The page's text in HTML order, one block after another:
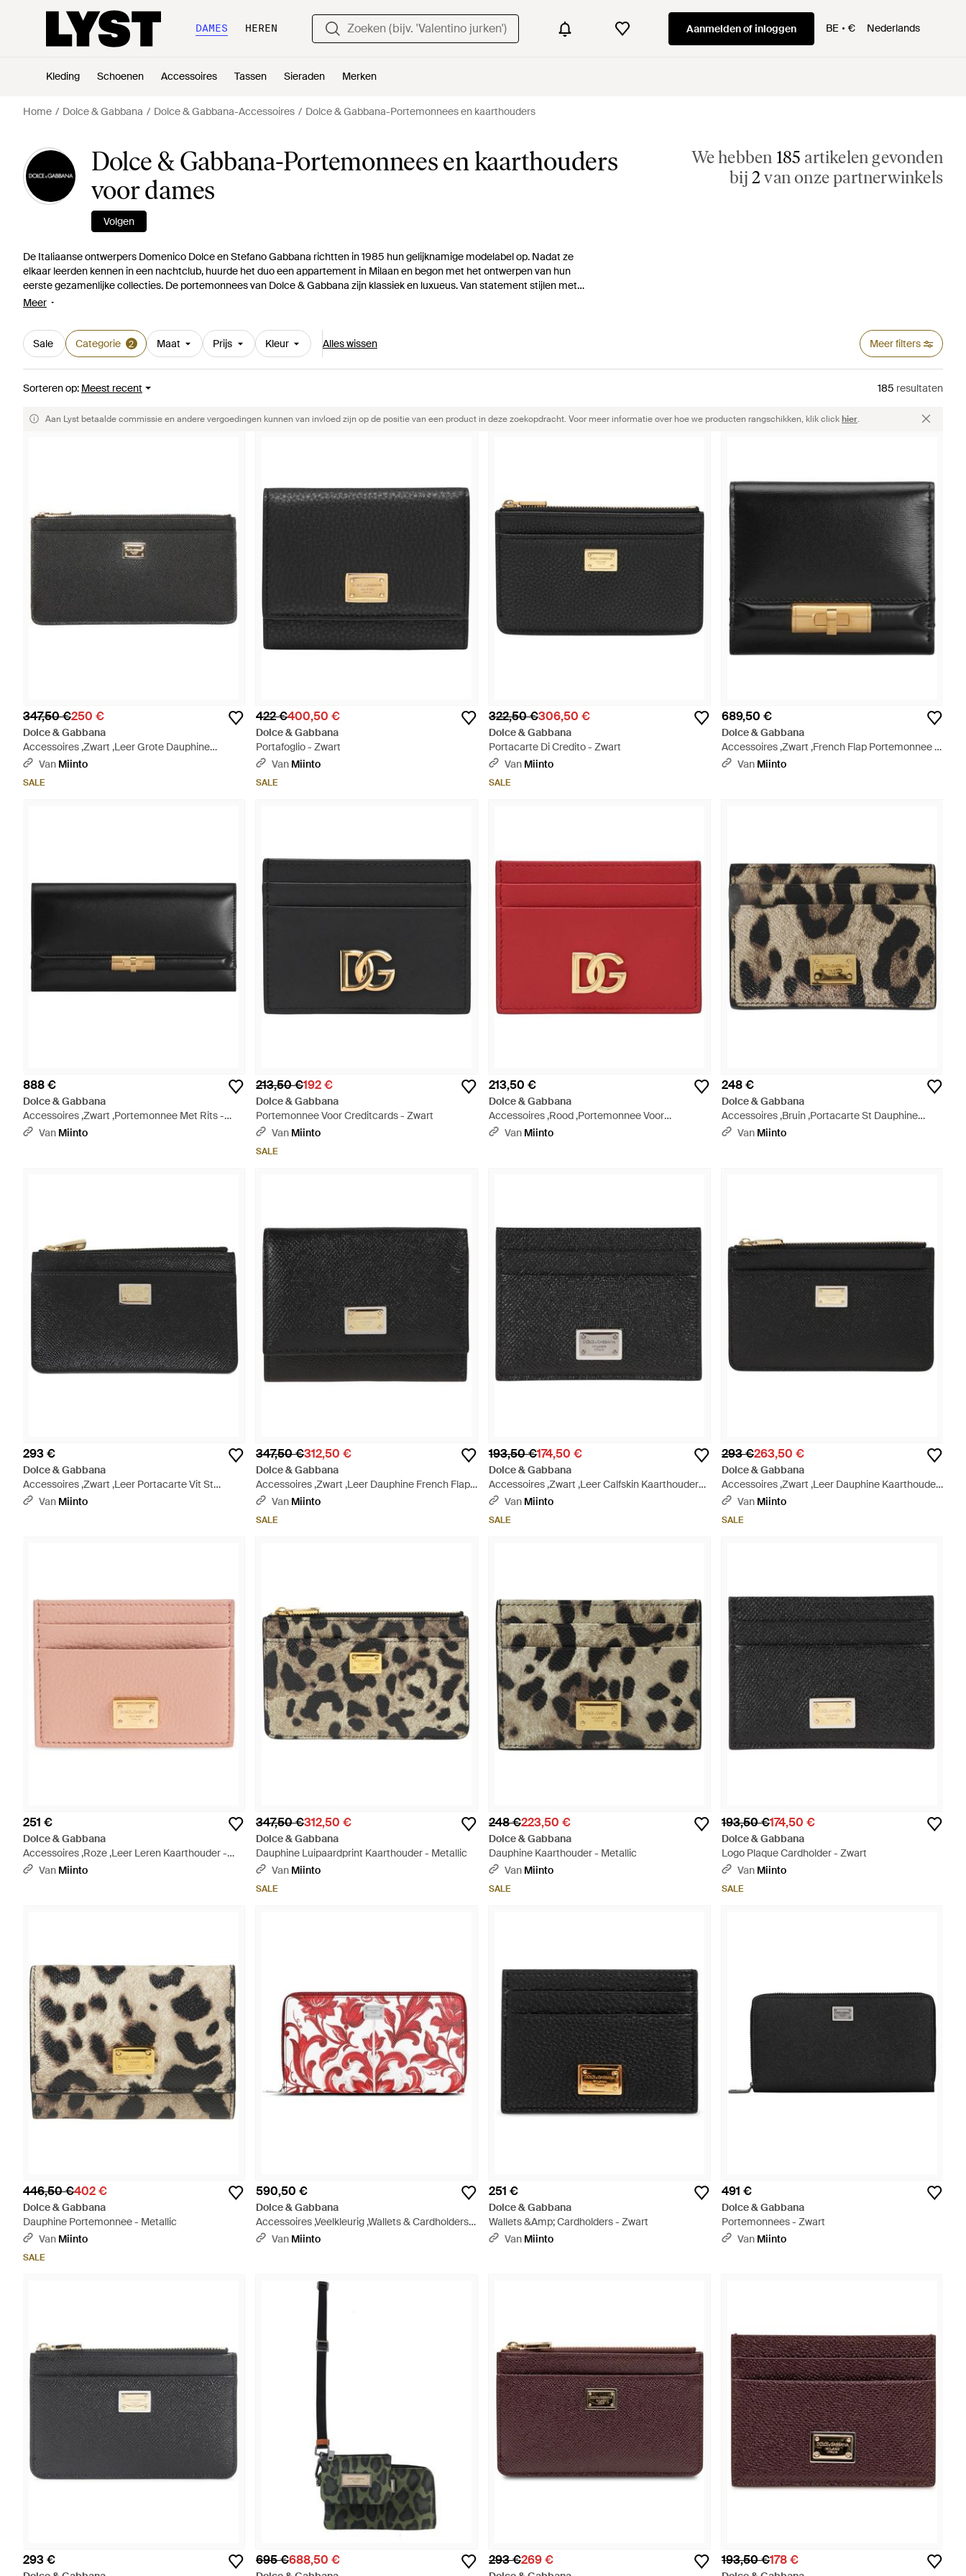
DAMES HEREN Aanmelden of inloggen BE € Nederlands
Kleding Schoenen Accessoires Tassen Sieraden Merken
Home Dolce & Gabbana Dolce & Gabbana-Accessoires Dolce & Gabbana-Portemonnees en kaarthouders
Dolce & Gabbana-Portemonnees en kaarthouders
voor dames
Volgen
De Italiaanse ontwerpers Domenico Dolce en Stefano Gabbana richtten in 1985 hun gelijknamige modelabel op. Nadat ze
elkaar leerden kennen in een nachtclub, huurde het duo een appartement in Milaan en begon met het ontwerpen van hun
eerste gezamenlijke collecties. De portemonnees van Dolce & Gabbana zijn klassiek en luxueus. Van statement stijlen met
luipaardprint in zacht kalfsleder, tot eenvoudigere overslagontwerpen met logo, deze selectie biedt voor elk wat wils.
Meer
We hebben 185 artikelen gevonden
bij 2 van onze partnerwinkels
Sale Categorie 2 Maat Prijs Kleur Alles wissen Meer filters
Sorteren op: Meest recent 185 resultaten
Aan Lyst betaalde commissie en andere vergoedingen kunnen van invloed zijn op de positie van een product in deze zoekopdracht. Voor meer informatie over hoe we producten rangschikken, klik clickhier.
347,50 €250 €
Dolce & Gabbana
Accessoires ,Zwart ,Leer Grote Dauphine
Kalfslederen Kaarthouder Met Plaquette - Grijs
Van Miinto
SALE
422 €400,50 €
Dolce & Gabbana
Portafoglio - Zwart
Van Miinto
SALE
322,50 €306,50 €
Dolce & Gabbana
Portacarte Di Credito - Zwart
Van Miinto
SALE
689,50 €
Dolce & Gabbana
Accessoires ,Zwart ,French Flap Portemonnee -
Zwart
Van Miinto
888 €
Dolce & Gabbana
Accessoires ,Zwart ,Portemonnee Met Rits -
Zwart
Van Miinto
213,50 €192 €
Dolce & Gabbana
Portemonnee Voor Creditcards - Zwart
Van Miinto
SALE
213,50 €
Dolce & Gabbana
Accessoires ,Rood ,Portemonnee Voor
Creditcards - Rood
Van Miinto
248 €
Dolce & Gabbana
Accessoires ,Bruin ,Portacarte St Dauphine
Stampato - Metallic
Van Miinto
293 €
Dolce & Gabbana
Accessoires ,Zwart ,Leer Portacarte Vit St
Dauphine - Zwart
Van Miinto
347,50 €312,50 €
Dolce & Gabbana
Accessoires ,Zwart ,Leer Dauphine French Flap
Wallet - Zwart
Van Miinto
SALE
193,50 €174,50 €
Dolce & Gabbana
Accessoires ,Zwart ,Leer Calfskin Kaarthouder
Met Merkplaatje - Zwart
Van Miinto
SALE
293 €263,50 €
Dolce & Gabbana
Accessoires ,Zwart ,Leer Dauphine Kaarthouder
- Zwart
Van Miinto
SALE
251 €
Dolce & Gabbana
Accessoires ,Roze ,Leer Leren Kaarthouder -
RozeVan Miinto
347,50 €312,50 €
Dolce & Gabbana
Dauphine Luipaardprint Kaarthouder - Metallic
Van Miinto
SALE
248 €223,50 €
Dolce & Gabbana
Dauphine Kaarthouder - Metallic
Van Miinto
SALE
193,50 €174,50 €
Dolce & Gabbana
Logo Plaque Cardholder - Zwart
Van Miinto
SALE
446,50 €402 €
Dolce & Gabbana
Dauphine Portemonnee - Metallic
Van Miinto
SALE
590,50 €
Dolce & Gabbana
Accessoires ,Veelkleurig ,Wallets & Cardholders -
RoodVan Miinto
251 €
Dolce & Gabbana
Wallets &Amp; Cardholders - Zwart
Van Miinto
491 €
Dolce & Gabbana
Portemonnees - Zwart
Van Miinto
293 € 695 €688,50 € 293 €269 € 193,50 €178 €